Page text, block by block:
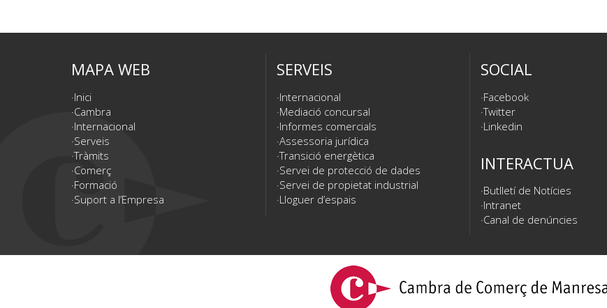
MAPA WEB
Inici
Cambra
Internacional
Serveis
Tràmits
Comerç
Formació
Suport a l’Empresa
SERVEIS
Internacional
Mediació concursal
Informes comercials
Assessoria jurídica
Transició energètica
Servei de protecció de dades
Servei de propietat industrial
Lloguer d’espais
SOCIAL
Facebook
Twitter
Linkedin
INTERACTUA
Butlletí de Notícies
Intranet
Canal de denúncies